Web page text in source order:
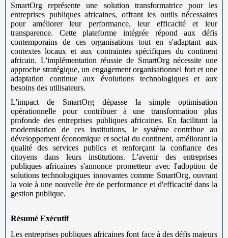
SmartOrg représente une solution transformatrice pour les
entreprises publiques africaines, offrant les outils nécessaires
pour améliorer leur performance, leur efficacité et leur
transparence. Cette plateforme intégrée répond aux défis
contemporains de ces organisations tout en s'adaptant aux
contextes locaux et aux contraintes spécifiques du continent
africain. L'implémentation réussie de SmartOrg nécessite une
approche stratégique, un engagement organisationnel fort et une
adaptation continue aux évolutions technologiques et aux
besoins des utilisateurs.
L'impact de SmartOrg dépasse la simple optimisation
opérationnelle pour contribuer à une transformation plus
profonde des entreprises publiques africaines. En facilitant la
modernisation de ces institutions, le système contribue au
développement économique et social du continent, améliorant la
qualité des services publics et renforçant la confiance des
citoyens dans leurs institutions. L'avenir des entreprises
publiques africaines s'annonce prometteur avec l'adoption de
solutions technologiques innovantes comme SmartOrg, ouvrant
la voie à une nouvelle ère de performance et d'efficacité dans la
gestion publique.
Résumé Exécutif
Les entreprises publiques africaines font face à des défis majeurs